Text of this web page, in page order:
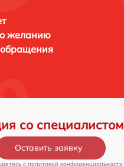
желанию
со специалистом
Оставить заявку
c политикой конфиденциальности